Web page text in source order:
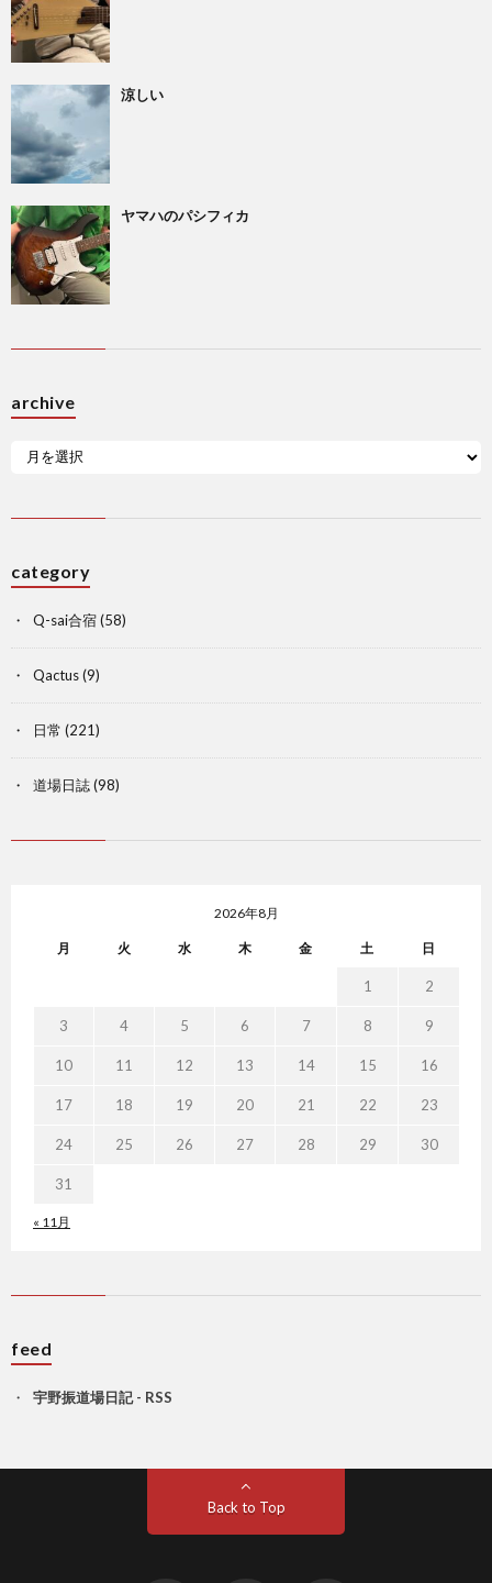
涼しい
ヤマハのパシフィカ
archive
category
Q-sai合宿(58)
Qactus(9)
日常 (221)
道場日誌(98)
2026年8月
月 火 水 木 金 土 日
« 11月
1 2
3 4 5 6 7 8 9
10 11 12 13 14 15 16
17 18 19 20 21 22 23
24 25 26 27 28 29 30
31
feed
宇野振道場日記 - RSS
Back to Top